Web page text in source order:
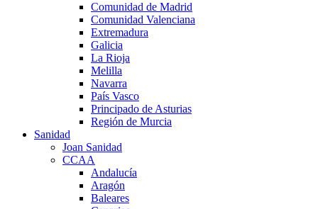
Comunidad de Madrid
Comunidad Valenciana
Extremadura
Galicia
La Rioja
Melilla
Navarra
País Vasco
Principado de Asturias
Región de Murcia
Sanidad
Joan Sanidad
CCAA
Andalucía
Aragón
Baleares